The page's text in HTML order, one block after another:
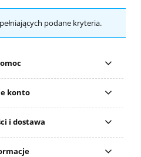
podane kryteria.
konto
i dostawa